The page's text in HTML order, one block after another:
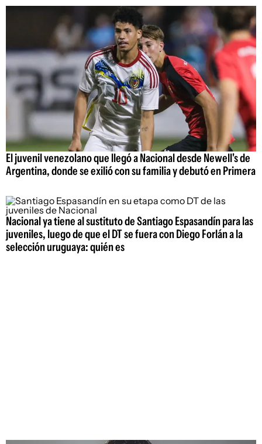
El juvenil venezolano que llegó a Nacional desde Newell's de
Argentina, donde se exilió con su familia y debutó en Primera
Nacional ya tiene al sustituto de Santiago Espasandín para las
juveniles, luego de que el DT se fuera con Diego Forlán a la
selección uruguaya: quién es